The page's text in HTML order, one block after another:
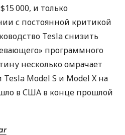
000, и только
с постоянной критикой
Tesla снизить
программного
несколько омрачает
Model S и Model X на
в США в конце прошлой